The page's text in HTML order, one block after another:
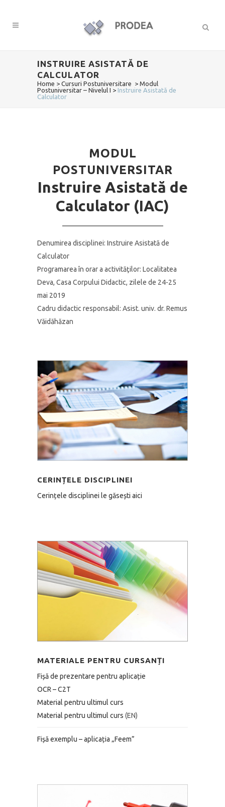
INSTRUIRE ASISTATĂ DE
CALCULATOR
Home > Cursuri Postuniversitare > Modul
Postuniversitar – Nivelul I > Instruire Asistată de
Calculator
MODUL
POSTUNIVERSITAR
Instruire Asistată de
Calculator (IAC)
Denumirea disciplinei: Instruire Asistată de
Calculator
Programarea în orar a activităţilor: Localitatea
Deva, Casa Corpului Didactic, zilele de 24-25
mai 2019
Cadru didactic responsabil: Asist. univ. dr. Remus
Văidăhăzan
CERINȚELE DISCIPLINEI
Cerințele disciplinei le găsești aici
MATERIALE PENTRU CURSANȚI
Fișă de prezentare pentru aplicație
OCR – C2T
Material pentru ultimul curs
Material pentru ultimul curs (EN)
Fișă exemplu – aplicația „Feem”